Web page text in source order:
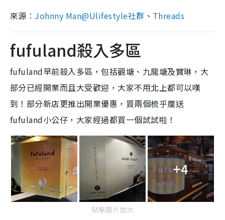
來源︰ Johnny Man@Ulifestyle社群 、 Threads
fufuland殺入多區
fufuland早前殺入多區，包括觀塘、九龍塘及寶琳，大
部分已經開業而且大受歡迎，大家不用北上都可以嘆
到！部分新店更推出開業優惠，買兩個梳乎厘送
fufuland小公仔，大家經過都買一個試試啦！
+4
點擊圖片放大